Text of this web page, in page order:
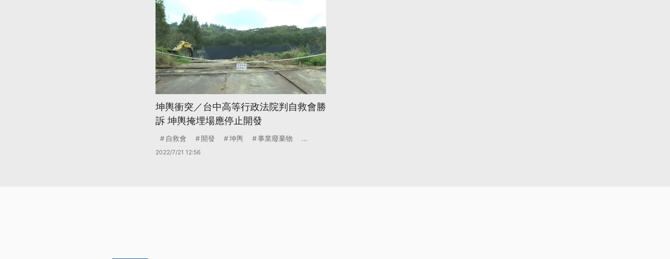
坤輿衝突／台中高等行政法院判自救會勝
訴 坤輿掩埋場應停止開發
自救會 開發 坤輿 事業廢棄物 ...
2022/7/21 12:56